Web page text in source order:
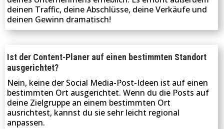
deinen Traffic, deine Abschlüsse, deine Verkäufe und
deinen Gewinn dramatisch!
Ist der Content-Planer auf einen bestimmten Standort
ausgerichtet?
Nein, keine der Social Media-Post-Ideen ist auf einen
bestimmten Ort ausgerichtet. Wenn du die Posts auf
deine Zielgruppe an einem bestimmten Ort
ausrichtest, kannst du sie sehr leicht regional
anpassen.